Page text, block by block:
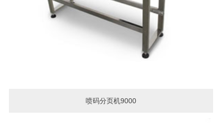
喷码分页机9000